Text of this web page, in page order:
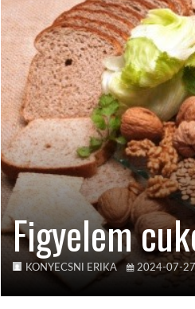
Figyelem
KONYECSNI ERIKA 2024-07-27